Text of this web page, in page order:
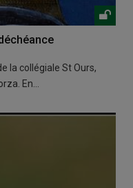
la collégiale St Ours,
En…